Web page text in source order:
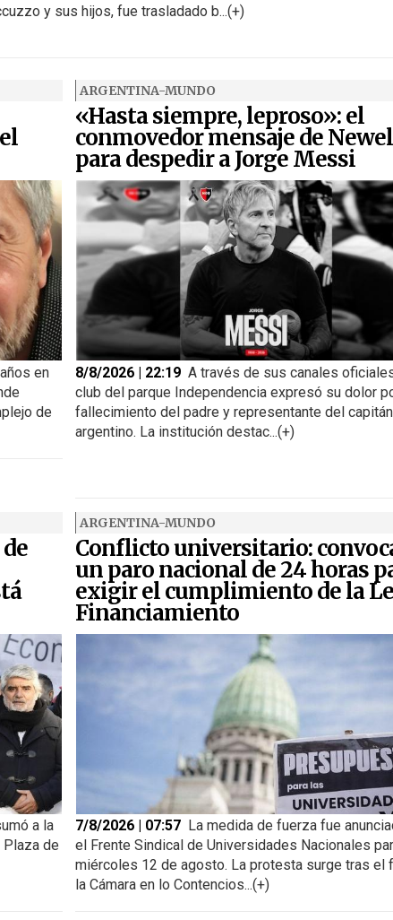
y sus hijos, fue trasladado b...(+)
en
de
ARGENTINA-MUNDO
«Hasta siempre, leproso»: el
conmovedor mensaje de
para despedir a Jorge Messi
8/8/2026 | 22:19 A través de sus canales
club del parque Independencia expresó su dolor
fallecimiento del padre y representante del capitán
argentino. La institución destac...(+)
a la
de
ARGENTINA-MUNDO
Conflicto universitario:
un paro nacional de 24 horas
exigir el cumplimiento de la
Financiamiento
7/8/2026 | 07:57 La medida de fuerza fue
el Frente Sindical de Universidades Nacionales
miércoles 12 de agosto. La protesta surge tras el
la Cámara en lo Contencios...(+)